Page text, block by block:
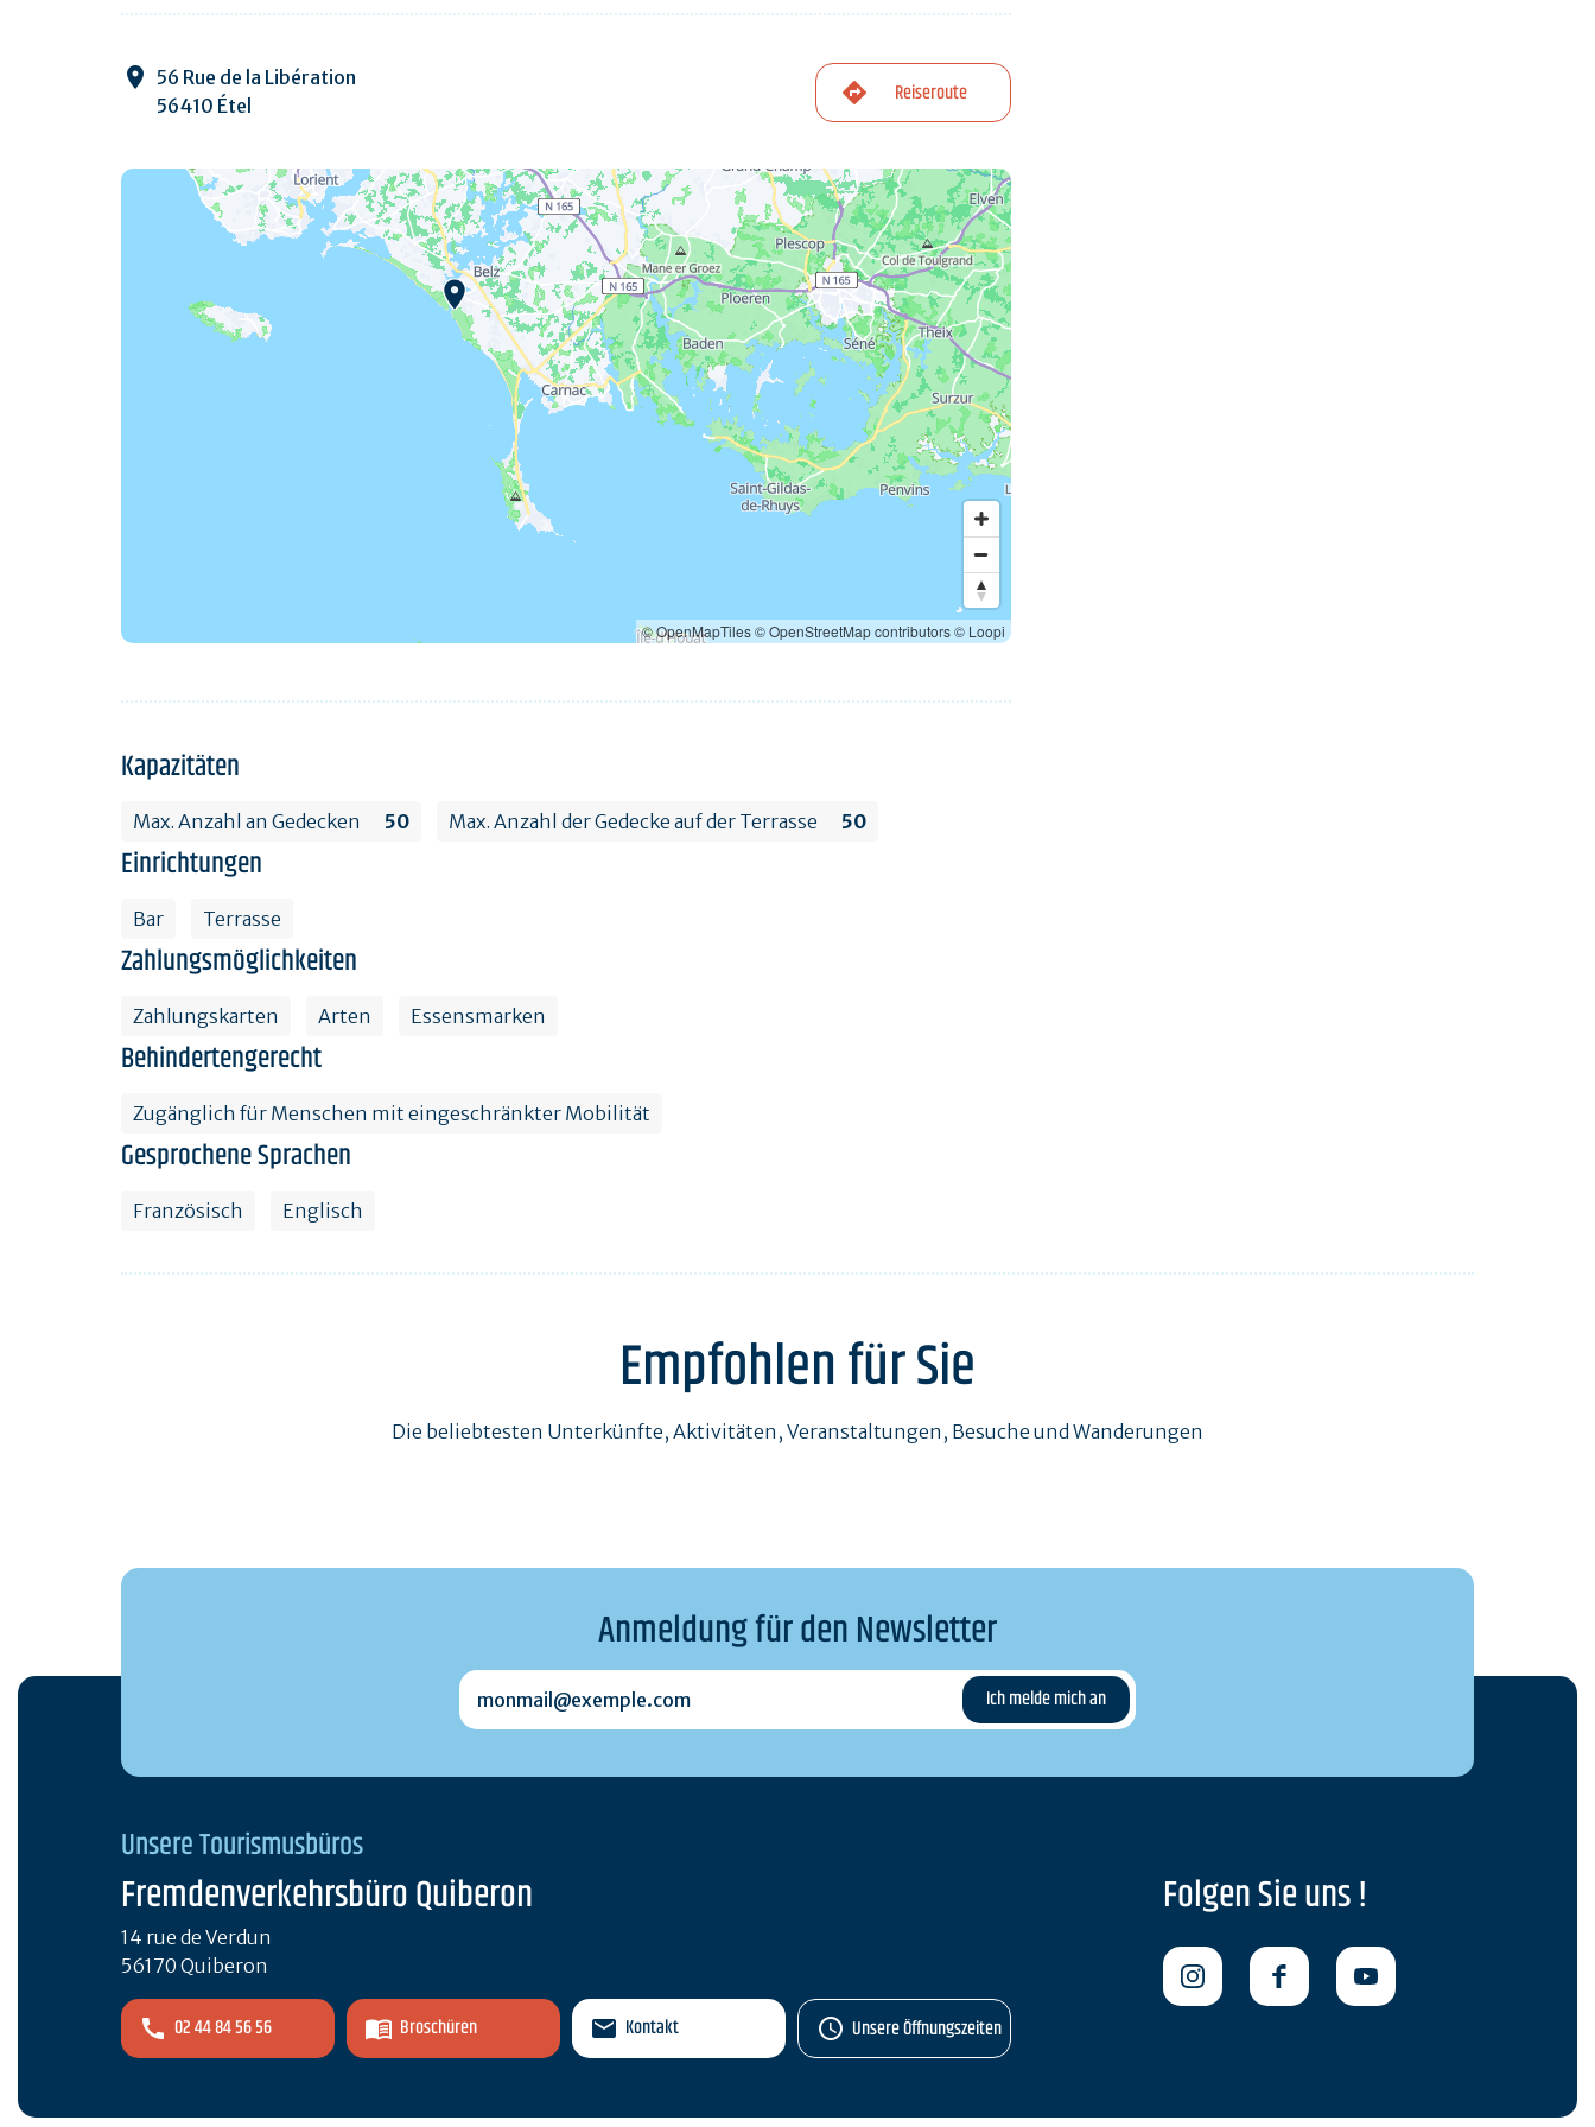
56 Rue de la Libération
56410 Étel
Reiseroute
© OpenMapTiles© OpenStreetMap contributors© Loopi
Kapazitäten
Max. Anzahl an Gedecken 50 Max. Anzahl der Gedecke auf der Terrasse 50
Einrichtungen
Bar Terrasse
Zahlungsmöglichkeiten
Zahlungskarten Arten Essensmarken
Behindertengerecht
Zugänglich für Menschen mit eingeschränkter Mobilität
Gesprochene Sprachen
Französisch Englisch
Empfohlen für Sie
Die beliebtesten Unterkünfte, Aktivitäten, Veranstaltungen, Besuche und Wanderungen
Anmeldung für den Newsletter
monmail@exemple.com
Unsere Tourismusbüros
Fremdenverkehrsbüro Quiberon
14 rue de Verdun
56170 Quiberon
02 44 84 56 56 Broschüren Kontakt Unsere Öffnungszeiten
Folgen Sie uns !